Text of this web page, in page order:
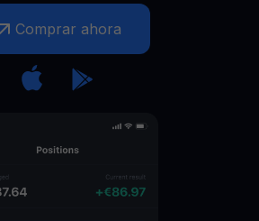
Comprar ahora